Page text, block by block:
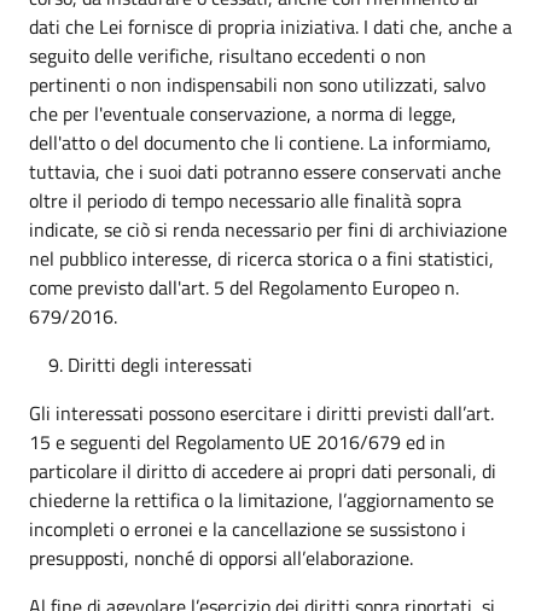
dati che Lei fornisce di propria iniziativa. I dati che, anche a
seguito delle verifiche, risultano eccedenti o non
pertinenti o non indispensabili non sono utilizzati, salvo
che per l'eventuale conservazione, a norma di legge,
dell'atto o del documento che li contiene. La informiamo,
tuttavia, che i suoi dati potranno essere conservati anche
oltre il periodo di tempo necessario alle finalità sopra
indicate, se ciò si renda necessario per fini di archiviazione
nel pubblico interesse, di ricerca storica o a fini statistici,
come previsto dall'art. 5 del Regolamento Europeo n.
679/2016.
Diritti degli interessati
Gli interessati possono esercitare i diritti previsti dall’art.
15 e seguenti del Regolamento UE 2016/679 ed in
particolare il diritto di accedere ai propri dati personali, di
chiederne la rettifica o la limitazione, l’aggiornamento se
incompleti o erronei e la cancellazione se sussistono i
presupposti, nonché di opporsi all’elaborazione.